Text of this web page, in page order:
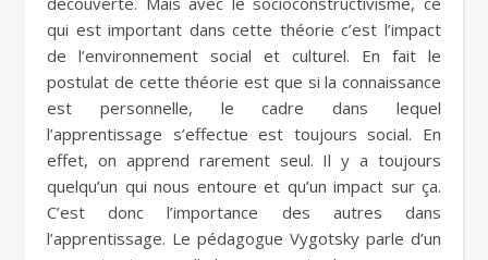
qui est important dans cette théorie c’est l’impact
de l’environnement social et culturel. En fait le
postulat de cette théorie est que si la connaissance
est personnelle, le cadre dans lequel
l’apprentissage s’effectue est toujours social. En
effet, on apprend rarement seul. Il y a toujours
quelqu’un qui nous entoure et qu’un impact sur ça.
C’est donc l’importance des autres dans
l’apprentissage. Le pédagogue Vygotsky parle d’un